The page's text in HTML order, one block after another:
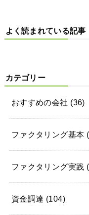
よく読まれている記事
カテゴリー
おすすめの会社 (36)
ファクタリング基本
ファクタリング実践
資金調達 (104)